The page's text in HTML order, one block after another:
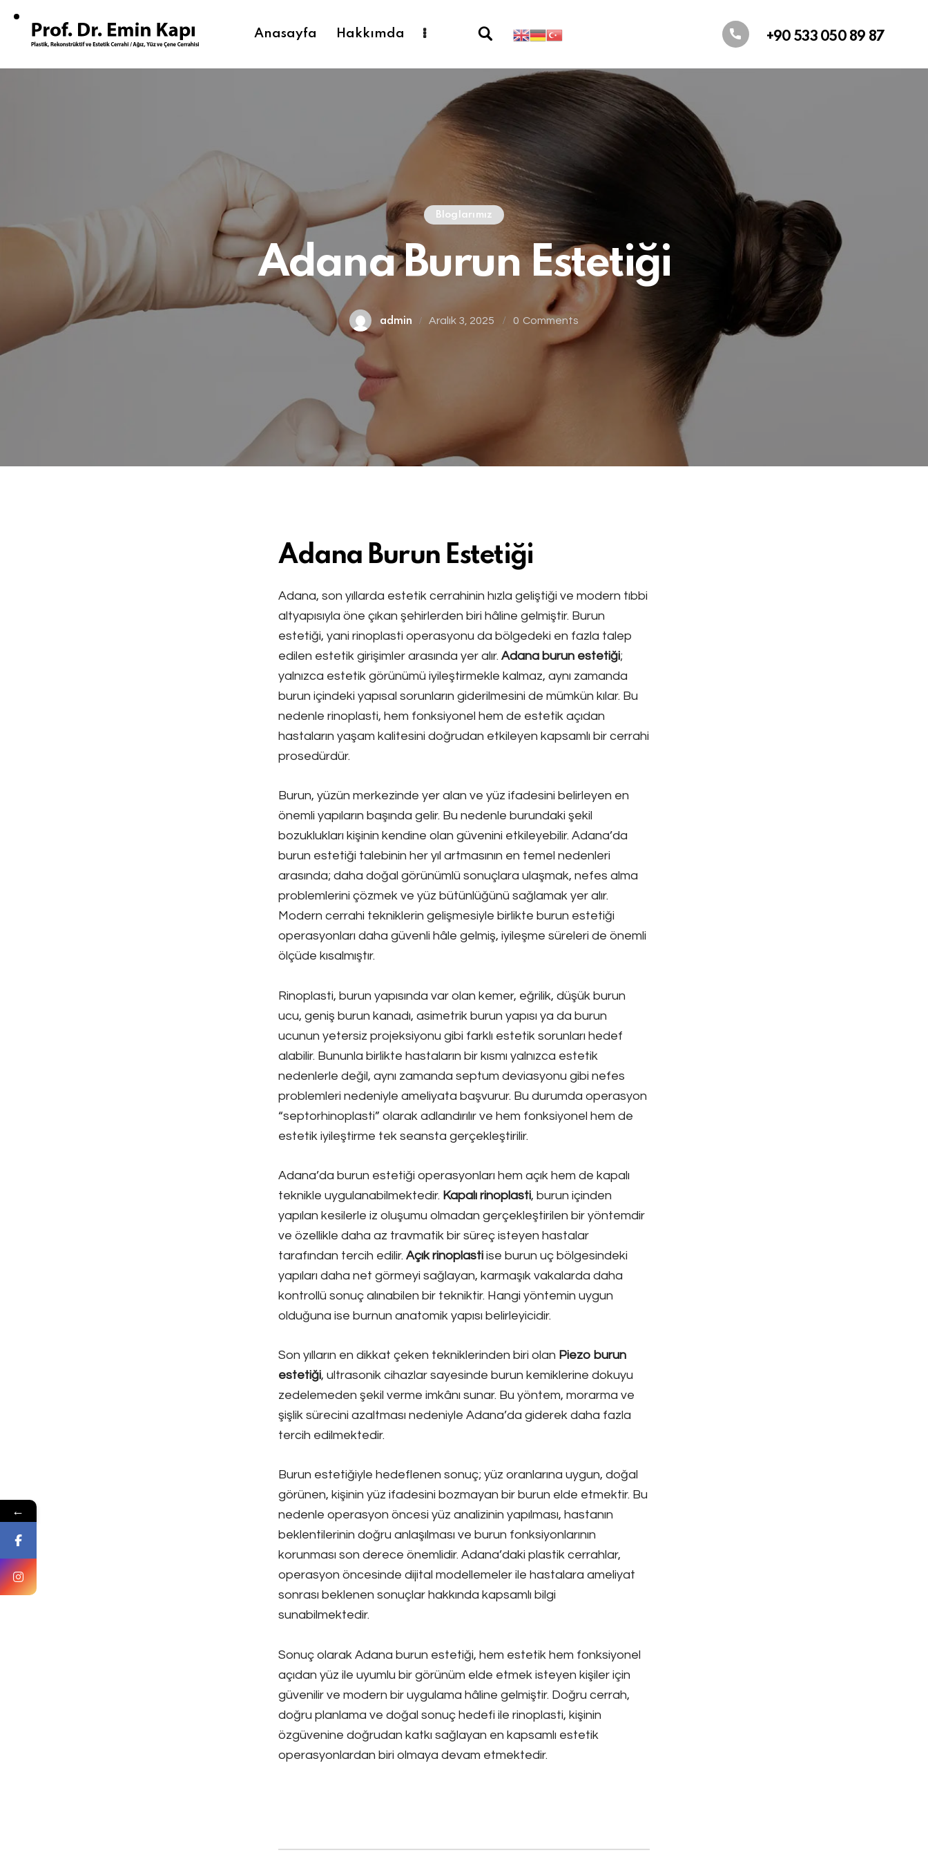
Anasayfa Hakkımda +90 533 050 89 87
Bloglarımız
Adana Burun Estetiği
admin Aralık 3, 2025 0 Comments
Adana Burun Estetiği
Adana, son yıllarda estetik cerrahinin hızla geliştiği ve modern tıbbi
altyapısıyla öne çıkan şehirlerden biri hâline gelmiştir. Burun
estetiği, yani rinoplasti operasyonu da bölgedeki en fazla talep
edilen estetik girişimler arasında yer alır.Adana burun estetiği;
yalnızca estetik görünümü iyileştirmekle kalmaz, aynı zamanda
burun içindeki yapısal sorunların giderilmesini de mümkün kılar. Bu
nedenle rinoplasti, hem fonksiyonel hem de estetik açıdan
hastaların yaşam kalitesini doğrudan etkileyen kapsamlı bir cerrahi
prosedürdür.
Burun, yüzün merkezinde yer alan ve yüz ifadesini belirleyen en
önemli yapıların başında gelir. Bu nedenle burundaki şekil
bozuklukları kişinin kendine olan güvenini etkileyebilir. Adana’da
burun estetiği talebinin her yıl artmasının en temel nedenleri
arasında; daha doğal görünümlü sonuçlara ulaşmak, nefes alma
problemlerini çözmek ve yüz bütünlüğünü sağlamak yer alır.
Modern cerrahi tekniklerin gelişmesiyle birlikte burun estetiği
operasyonları daha güvenli hâle gelmiş, iyileşme süreleri de önemli
ölçüde kısalmıştır.
Rinoplasti, burun yapısında var olan kemer, eğrilik, düşük burun
ucu, geniş burun kanadı, asimetrik burun yapısı ya da burun
ucunun yetersiz projeksiyonu gibi farklı estetik sorunları hedef
alabilir. Bununla birlikte hastaların bir kısmı yalnızca estetik
nedenlerle değil, aynı zamanda septum deviasyonu gibi nefes
problemleri nedeniyle ameliyata başvurur. Bu durumda operasyon
“septorhinoplasti” olarak adlandırılır ve hem fonksiyonel hem de
estetik iyileştirme tek seansta gerçekleştirilir.
Adana’da burun estetiği operasyonları hem açık hem de kapalı
teknikle uygulanabilmektedir. Kapalı rinoplasti, burun içinden
yapılan kesilerle iz oluşumu olmadan gerçekleştirilen bir yöntemdir
ve özellikle daha az travmatik bir süreç isteyen hastalar
tarafından tercih edilir.Açık rinoplasti ise burun uç bölgesindeki
yapıları daha net görmeyi sağlayan, karmaşık vakalarda daha
kontrollü sonuç alınabilen bir tekniktir. Hangi yöntemin uygun
olduğuna ise burnun anatomik yapısı belirleyicidir.
Son yılların en dikkat çeken tekniklerinden biri olan Piezo burun
estetiği, ultrasonik cihazlar sayesinde burun kemiklerine dokuyu
zedelemeden şekil verme imkânı sunar. Bu yöntem, morarma ve
şişlik sürecini azaltması nedeniyle Adana’da giderek daha fazla
tercih edilmektedir.
Burun estetiğiyle hedeflenen sonuç; yüz oranlarına uygun, doğal
görünen, kişinin yüz ifadesini bozmayan bir burun elde etmektir. Bu
nedenle operasyon öncesi yüz analizinin yapılması, hastanın
beklentilerinin doğru anlaşılması ve burun fonksiyonlarının
korunması son derece önemlidir. Adana’daki plastik cerrahlar,
operasyon öncesinde dijital modellemeler ile hastalara ameliyat
sonrası beklenen sonuçlar hakkında kapsamlı bilgi
sunabilmektedir.
Sonuç olarak Adana burun estetiği, hem estetik hem fonksiyonel
açıdan yüz ile uyumlu bir görünüm elde etmek isteyen kişiler için
güvenilir ve modern bir uygulama hâline gelmiştir. Doğru cerrah,
doğru planlama ve doğal sonuç hedefi ile rinoplasti, kişinin
özgüvenine doğrudan katkı sağlayan en kapsamlı estetik
operasyonlardan biri olmaya devam etmektedir.
←